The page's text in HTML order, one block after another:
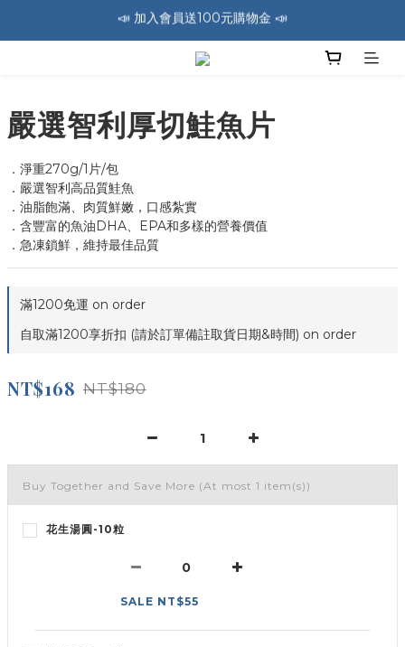
🚛 全館消費滿1200免運費 🚛
🚛 全館消費滿1200免運費 🚛
📣 加入會員送100元購物金 📣
嚴選智利厚切鮭魚片
．淨重270g/1片/包
．嚴選智利高品質鮭魚
．油脂飽滿、肉質鮮嫩，口感紮實
．含豐富的魚油DHA、EPA和多樣的營養價值
．急凍鎖鮮，維持最佳品質
滿1200免運 on order
自取滿1200享折扣 (請於訂單備註取貨日期&時間) on order
NT$168 NT$180
Buy Together and Save More (At most 1 item(s))
花生湯圓-10粒
SALE NT$55